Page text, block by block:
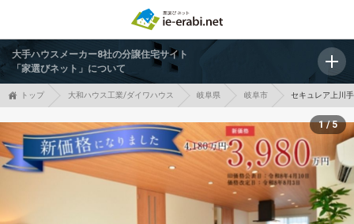
大手ハウスメーカー8社の分譲住宅サイト
「家選びネット」について
トップ 大和ハウス工業/ダイワハウス 岐阜県 岐阜市 セキュレア上川
1 / 5